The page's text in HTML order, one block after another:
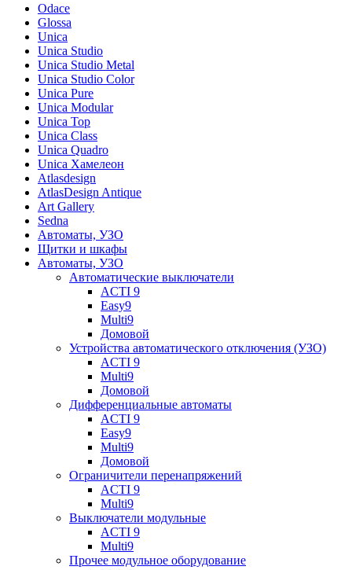
Odace
Glossa
Unica
Unica Studio
Unica Studio Metal
Unica Studio Color
Unica Pure
Unica Modular
Unica Top
Unica Class
Unica Quadro
Unica Хамелеон
Atlasdesign
AtlasDesign Antique
Art Gallery
Sedna
Автоматы, УЗО
Щитки и шкафы
Автоматы, УЗО
Автоматические выключатели
ACTI 9
Easy9
Multi9
Домовой
Устройства автоматического отключения (УЗО)
ACTI 9
Multi9
Домовой
Дифференциальные автоматы
ACTI 9
Easy9
Multi9
Домовой
Ограничители перенапряжений
ACTI 9
Multi9
Выключатели модульные
ACTI 9
Multi9
Прочее модульное оборудование